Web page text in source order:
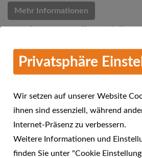
Mehr Informationen
Küchen Quelle feiert 40 Jahre
Privatsphäre
Wir setzen auf unserer Website
ihnen sind essenziell, während
Internet-Präsenz zu verbessern.
Weitere Informationen und
finden Sie unter "Cookie